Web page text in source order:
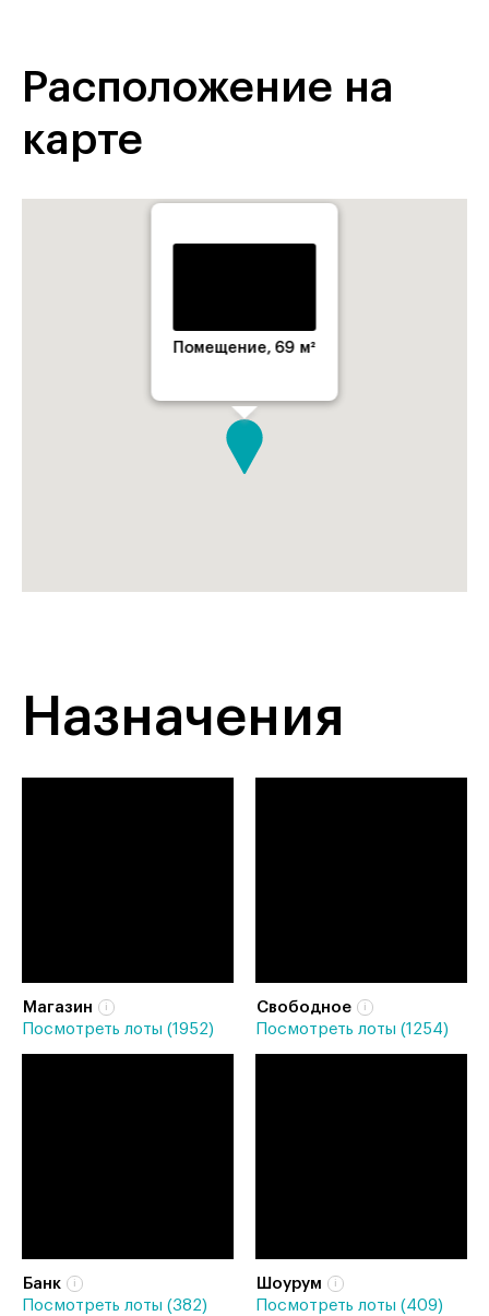
Расположение на
карте
Помещение, 69 м²
Назначения
Магазин
Посмотреть лоты (1952)
Свободное
Посмотреть лоты (1254)
Банк
Посмотреть лоты (382)
Шоурум
Посмотреть лоты (409)